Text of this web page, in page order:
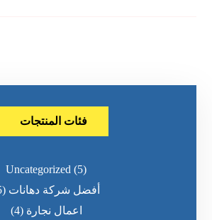
فئات المنتجات
Uncategorized (5)
أفضل شركة دهانات (5)
اعمال نجارة (4)